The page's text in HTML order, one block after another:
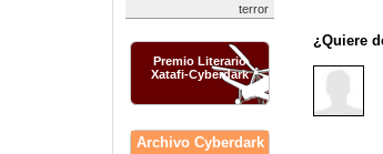
terror
Premio Literario
Xatafi-Cyberdark
Archivo Cyberdark
¿Quiere